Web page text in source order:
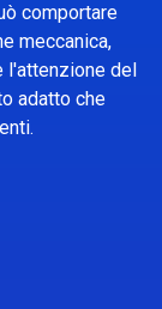
comportare
meccanica,
l'attenzione del
adatto che